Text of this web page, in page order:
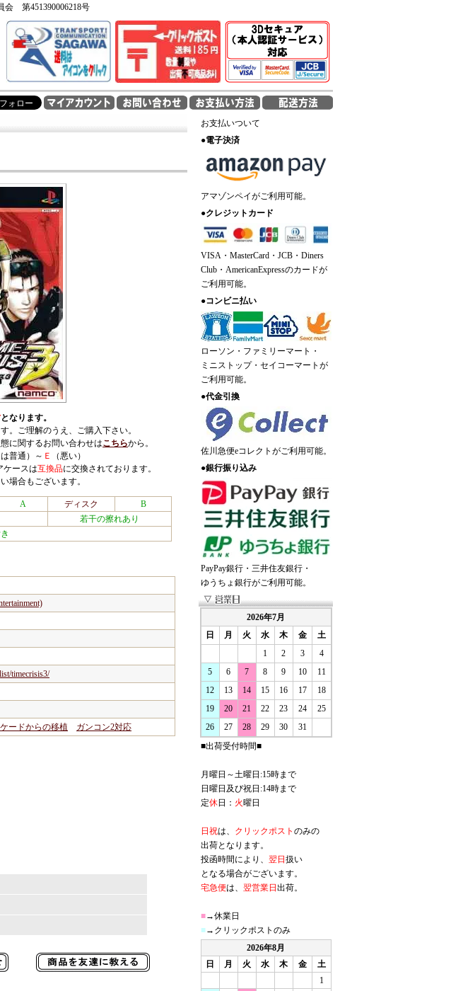
第451390006218号
となります。
。ご理解のうえ、ご購入下さい。
に関するお問い合わせはこちらから。
普通）～ Ｅ
（悪い）
ケースは互換品に交換されております。
場合もございます。
A ディスク
B
若干の擦れあり
timecrisis3/
ードからの移植 ガンコン2対応
お支払いついて
●電子決済
アマゾンペイがご利用可能。
●クレジットカード
VISA・MasterCard・JCB・Diners
Club・AmericanExpressのカードが
ご利用可能。
●コンビニ払い
ローソン・ファミリーマート・
ミニストップ・セイコーマートが
ご利用可能。
●代金引換
佐川急便eコレクトがご利用可能。
●銀行振り込み
PayPay銀行・三井住友銀行・
ゆうちょ銀行がご利用可能。
2026年7月
日
月 火 水 木 金
土
1
2 3
4
5
6 7 8 9 10
11
12
13 14 15 16 17
18
19
20 21 22 23 24
25
26
27 28 29 30
31
■出荷受付時間■
月曜日～土曜日:15時まで
日曜日及び祝日:14時まで
定休日： 火曜日
日祝は、 クリックポスト のみの
出荷となります。
投函時間により、 翌日 扱い
となる場合がございます。
宅急便は、 翌営業日 出荷。
■→休業日
■→クリックポストのみ
2026年8月
日
月 火 水 木 金
土
1